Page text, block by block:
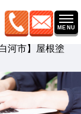
白河市】屋根塗